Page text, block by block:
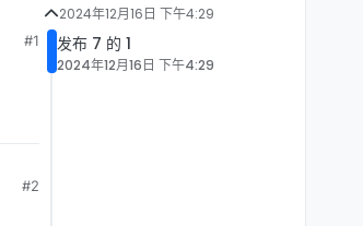
#1
#2
2024年12月16日 下午4:29
发布 7 的 1
2024年12月16日 下午4:29